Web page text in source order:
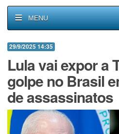
MENU
29/9/2025 14:35
Lula vai expor a
golpe no Brasil
de assassinatos